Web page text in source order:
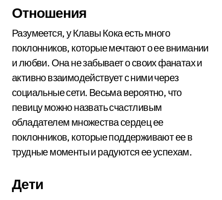
Отношения
Разумеется, у Клавы Кока есть много
поклонников, которые мечтают о ее внимании
и любви. Она не забывает о своих фанатах и
активно взаимодействует с ними через
социальные сети. Весьма вероятно, что
певицу можно назвать счастливым
обладателем множества сердец ее
поклонников, которые поддерживают ее в
трудные моменты и радуются ее успехам.
Дети